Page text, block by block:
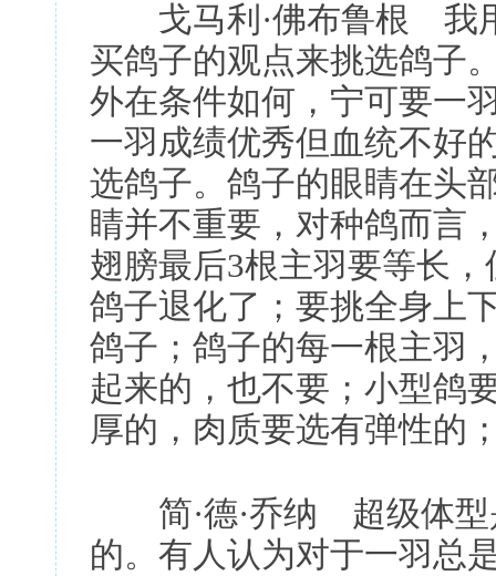
戈马利·佛布鲁根 我用
买鸽子的观点来挑选鸽子
外在条件如何，宁可要一
一羽成绩优秀但血统不好
选鸽子。鸽子的眼睛在头
睛并不重要，对种鸽而言
翅膀最后3根主羽要等长
鸽子退化了；要挑全身上
鸽子；鸽子的每一根主羽
起来的，也不要；小型鸽
厚的，肉质要选有弹性
简·德·乔纳 超级体型
的。有人认为对于一羽总